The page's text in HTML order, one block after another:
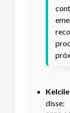
disse: